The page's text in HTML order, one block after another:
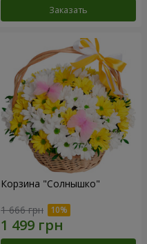
Заказать
Корзина "Солнышко"
1 666 грн